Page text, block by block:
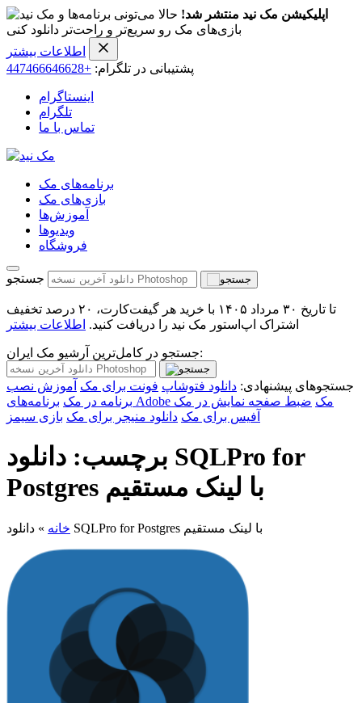
اپلیکیشن مک نید منتشر شد! حالا می‌تونی برنامه‌ها و
بازی‌های مک رو سریع‌تر و راحت‌تر دانلود کنی
اطلاعات بیشتر
پشتیبانی در تلگرام: +447466646628
اینستاگرام
تلگرام
تماس با ما
برنامه‌های مک
بازی‌های مک
آموزش‌ها
ویدیو‌ها
فروشگاه
جستجو
تا تاریخ ۳۰ مرداد ۱۴۰۵ با خرید هر گیفت‌کارت، ۲۰ درصد تخفیف
اشتراک اپ‌استور مک نید را دریافت کنید. اطلاعات بیشتر
جستجو در کامل‌ترین آرشیو مک ایران:
جستجوهای پیشنهادی: دانلود فتوشاپ فونت برای مک آموزش نصب
برنامه در مک
برنامه‌های Adobe مک ضبط صفحه نمایش در مک
آفیس برای مک دانلود منیجر برای مک بازی سیمز
برچسب: دانلود SQLPro for
Postgres با لینک مستقیم
خانه » دانلود SQLPro for Postgres با لینک مستقیم